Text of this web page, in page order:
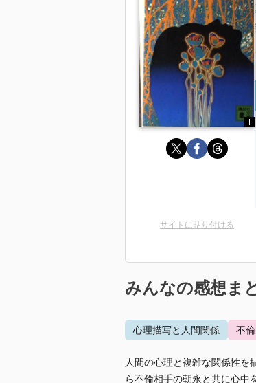
サイトに貼り付ける
みんなの感想ま
心理描写と人間関係 不
人間の心理と複雑な関係性を
ら不倫相手の朝永と共に心中